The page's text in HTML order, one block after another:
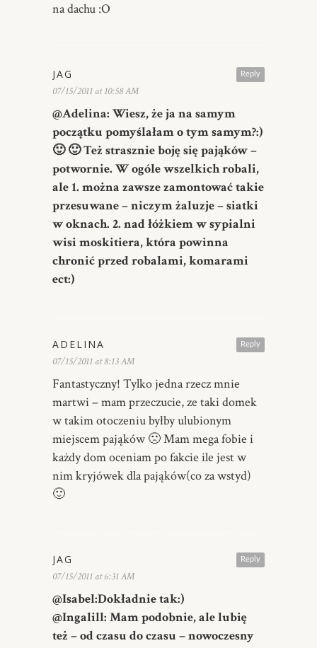
na dachu :O
Reply
JAG
07/15/2011 at 10:58 AM
@Adelina: Wiesz, że ja na samym
początku pomyślałam o tym samym?:)
🙂 🙂 Też strasznie boję się pająków –
potwornie. W ogóle wszelkich robali,
ale 1. można zawsze zamontować takie
przesuwane – niczym żaluzje – siatki
w oknach. 2. nad łóżkiem w sypialni
wisi moskitiera, która powinna
chronić przed robalami, komarami
ect:)
Reply
ADELINA
07/15/2011 at 8:13 AM
Fantastyczny! Tylko jedna rzecz mnie
martwi – mam przeczucie, ze taki domek
w takim otoczeniu byłby ulubionym
miejscem pająków 🙁 Mam mega fobie i
każdy dom oceniam po fakcie ile jest w
nim kryjówek dla pająków(co za wstyd)
🙂
Reply
JAG
07/15/2011 at 6:31 AM
@Isabel:Dokładnie tak:)
@Ingalill: Mam podobnie, ale lubię
też – od czasu do czasu – nowoczesny